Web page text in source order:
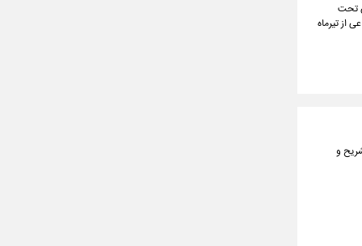
تحت
از تیرماه
و